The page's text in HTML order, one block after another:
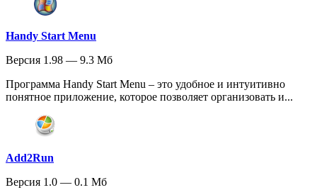
Handy Start Menu
Версия 1.98 — 9.3 Мб
Программа Handy Start Menu – это удобное и интуитивно
понятное приложение, которое позволяет организовать и...
Add2Run
Версия 1.0 — 0.1 Мб